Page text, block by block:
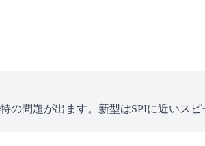
問題が出ます。新型はSPIに近いスピ